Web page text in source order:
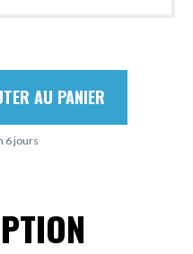
AU PANIER
6 jours